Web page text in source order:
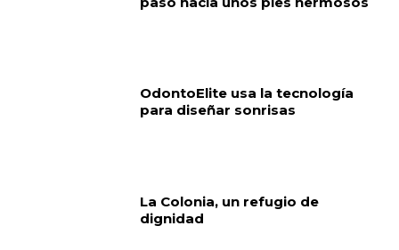
OdontoElite usa la tecnología
para diseñar sonrisas
La Colonia, un refugio de
dignidad